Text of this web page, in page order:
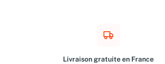
Livraison gratuite en France